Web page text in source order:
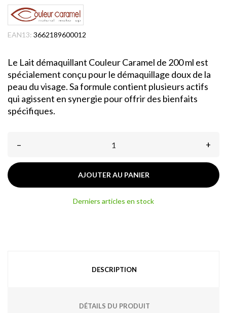
EAN13: 3662189600012
Le Lait démaquillant Couleur Caramel de 200 ml est
spécialement conçu pour le démaquillage doux de la
peau du visage. Sa formule contient plusieurs actifs
qui agissent en synergie pour offrir des bienfaits
spécifiques.
– +
AJOUTER AU PANIER
Derniers articles en stock
DESCRIPTION
DÉTAILS DU PRODUIT